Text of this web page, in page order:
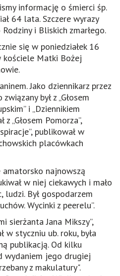
informację o śmierci śp.
64 lata. Szczere wyrazy
i Bliskich zmarłego.
się w poniedziałek 16
kościele Matki Bożej
Jako dziennikarz przez
był z „Głosem
i „Dziennikiem
z „Głosem Pomorza”,
publikował w
placówkach
najnowszą
w niej ciekawych i mało
ludzi. Był gospodarzem
Wycinki z peerelu”.
sierżanta Jana Mikszy”,
w styczniu ub. roku, była
publikacją. Od kilku
wydaniem jego drugiej
z makulatury".